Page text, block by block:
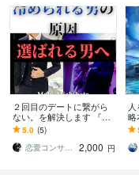
２回目のデートに繋がら
ない。を解決します 『ま
た会いたい』と思わせる7
ステップで男の価値を上
げろ！
5.0 (5)
恋愛コンサルタント 真希
2,000 円
略
無
法